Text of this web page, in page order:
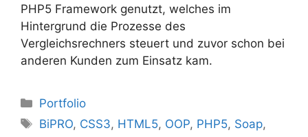
PHP5 Framework genutzt, welches im
Hintergrund die Prozesse des
Vergleichsrechners steuert und zuvor schon bei
anderen Kunden zum Einsatz kam.
Kategorien
Portfolio
Schlagwörter
BiPRO, CSS3, HTML5, OOP, PHP5, Soap,